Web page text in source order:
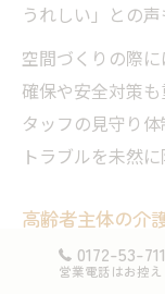
うれしい」との声
空間づくりの際
確保や安全対策
タッフの見守り
トラブルを未然
高齢者主体の介
近年、黒石市で
0172-53-
営業電話はお控